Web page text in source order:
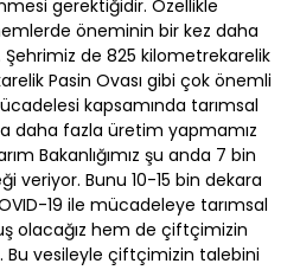
gerektiğidir. Özellikle
öneminin bir kez daha
Şehrimiz de 825 kilometrekarelik
Pasin Ovası gibi çok önemli
kapsamında tarımsal
daha fazla üretim yapmamız
Bakanlığımız şu anda 7 bin
veriyor. Bunu 10-15 bin dekara
19 ile mücadeleye tarımsal
olacağız hem de çiftçimizin
Bu vesileyle çiftçimizin talebini